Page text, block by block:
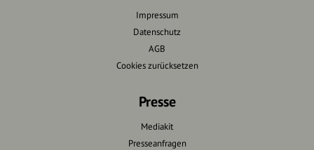
Impressum
Datenschutz
AGB
Cookies zurücksetzen
Presse
Mediakit
Presseanfragen